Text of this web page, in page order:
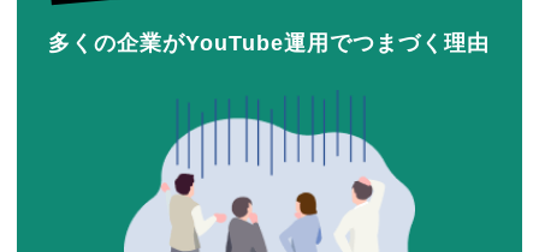
多くの企業がYouTube運用でつまづく理由